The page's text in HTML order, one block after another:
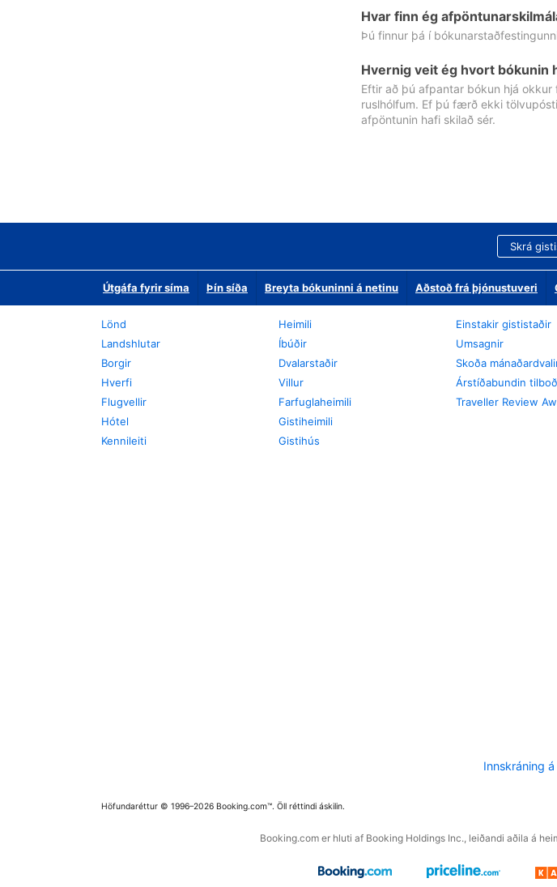
Hvar finn ég
Þú finnur þá í
Hvernig veit ég hvort bókunin
Eftir að þú afpantar bókun hjá
ruslhólfum. Ef þú færð ekki
afpöntunin hafi skilað sér.
Skrá
Útgáfa fyrir síma Þín síða Breyta bókuninni á netinu Aðstoð frá þjónustuveri
Lönd
Landshlutar
Borgir
Hverfi
Flugvellir
Hótel
Kennileiti
Heimili
Íbúðir
Dvalarstaðir
Villur
Farfuglaheimili
Gistiheimili
Gistihús
Einstakir gististaðir
Umsagnir
Skoða
Árstíðabundin
Traveller Review
Innskráning
Höfundaréttur © 1996–2026 Booking.com™. Öll réttindi áskilin.
Booking.com er hluti af Booking Holdings Inc., leiðandi aðila á